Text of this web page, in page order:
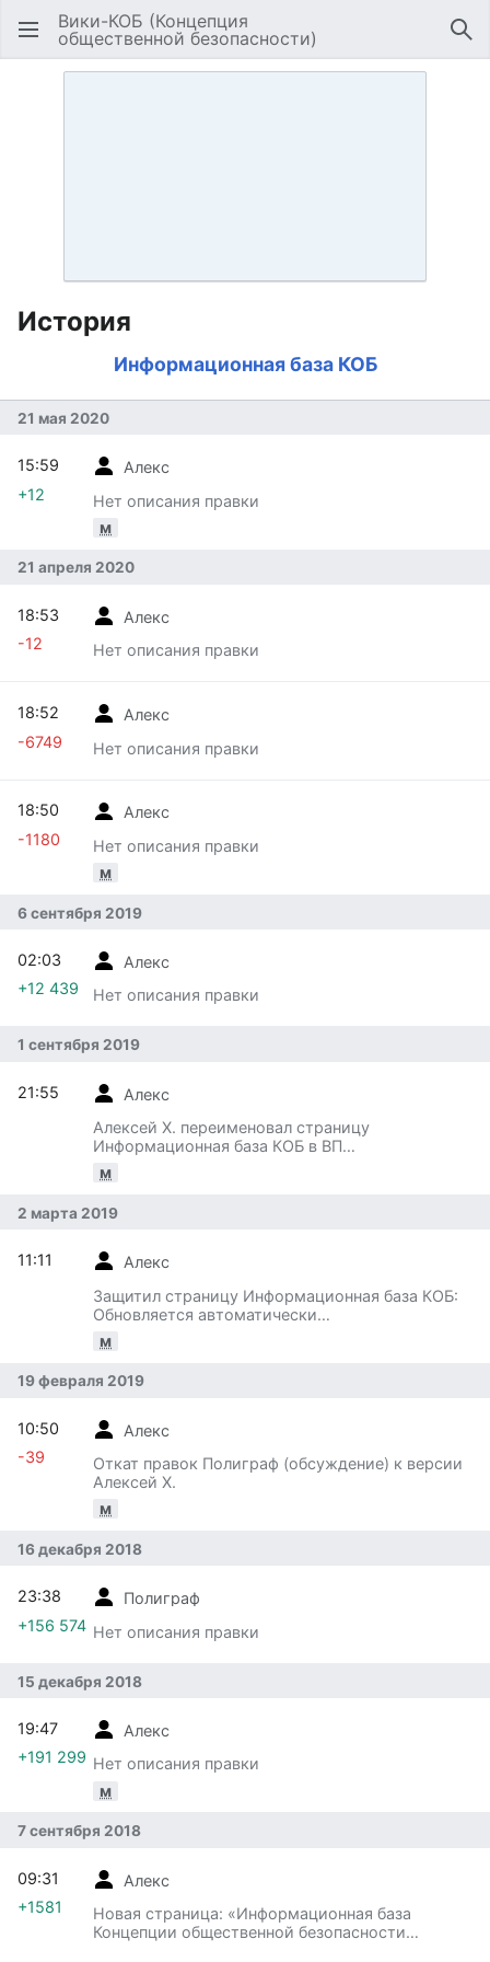
Открыть главное меню
Вики-КОБ (Концепция
общественной безопасности)
История
Информационная база КОБ
21 мая 2020
Алекс
Нет описания правки
м
15:59
+12
21 апреля 2020
Алекс
Нет описания правки
18:53
-12
Алекс
Нет описания правки
18:52
-6749
Алекс
Нет описания правки
м
18:50
-1180
6 сентября 2019
Алекс
Нет описания правки
02:03
+12 439
1 сентября 2019
Алекс
Алексей Х. переименовал страницу
Информационная база КОБ в ВП
м
21:55
2 марта 2019
Алекс
Защитил страницу Информационная база КОБ:
Обновляется автоматически
администраторам] (бессрочно) [П…
м
11:11
19 февраля 2019
Алекс
Откат правок Полиграф (обсуждение) к версии
Алексей Х.
м
10:50
-39
16 декабря 2018
Полиграф
Нет описания правки
23:38
+156 574
15 декабря 2018
Алекс
Нет описания правки
м
19:47
+191 299
7 сентября 2018
Алекс
Новая страница: «Информационная база
Концепции общественной безопасности
09:31
+1581